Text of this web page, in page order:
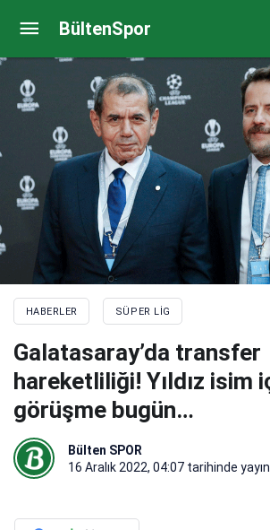
BültenSpor
HABERLER SÜPER LIG
Galatasaray’da transfer
hareketliliği! Yıldız isim
görüşme bugün…
Bülten SPOR
16 Aralık 2022, 04:07 tarihinde
Galatasaray’da transfer
görüşme bugün…